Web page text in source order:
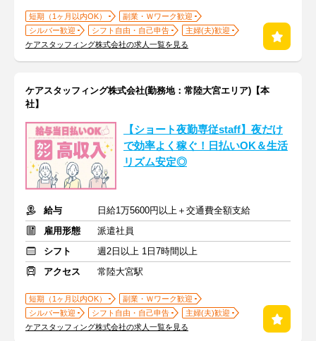
短期（1ヶ月以内OK）
副業・Ｗワーク歓迎
シルバー歓迎
シフト自由・自己申告
主婦(夫)歓迎
ケアスタッフィング株式会社の求人一覧を見る
ケアスタッフィング株式会社(勤務地：常陸大宮エリア)【本
社】
【ショート夜勤専従staff】夜だけ
で効率よく稼ぐ！日払いOK＆生活
リズム安定◎
給与
日給1万5600円以上＋交通費全額支給
雇用形態
派遣社員
シフト
週2日以上 1日7時間以上
アクセス
常陸大宮駅
短期（1ヶ月以内OK）
副業・Ｗワーク歓迎
シルバー歓迎
シフト自由・自己申告
主婦(夫)歓迎
ケアスタッフィング株式会社の求人一覧を見る